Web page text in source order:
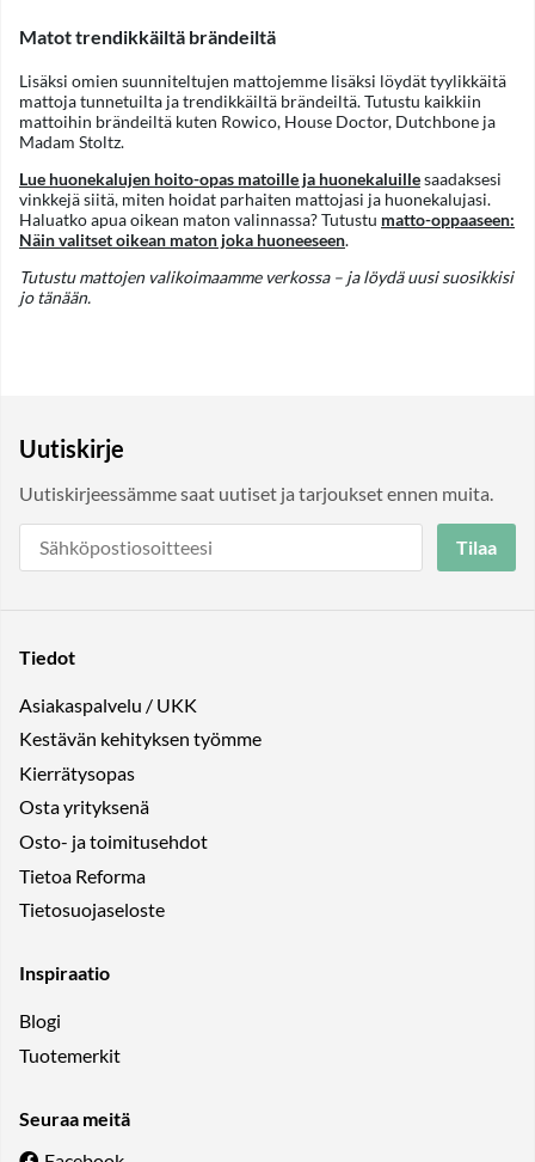
Matot trendikkäiltä brändeiltä
Lisäksi omien suunniteltujen mattojemme lisäksi löydät tyylikkäitä
mattoja tunnetuilta ja trendikkäiltä brändeiltä. Tutustu kaikkiin
mattoihin brändeiltä kuten Rowico, House Doctor, Dutchbone ja
Madam Stoltz.
Lue huonekalujen hoito-opas matoille ja huonekaluillesaadaksesi
vinkkejä siitä, miten hoidat parhaiten mattojasi ja huonekalujasi.
Haluatko apua oikean maton valinnassa? Tutustu matto-oppaaseen:
Näin valitset oikean maton joka huoneeseen.
Tutustu mattojen valikoimaamme verkossa – ja löydä uusi suosikkisi
jo tänään.
Uutiskirje
Uutiskirjeessämme saat uutiset ja tarjoukset ennen muita.
Tilaa
Tiedot
Asiakaspalvelu / UKK
Kestävän kehityksen työmme
Kierrätysopas
Osta yrityksenä
Osto- ja toimitusehdot
Tietoa Reforma
Tietosuojaseloste
Inspiraatio
Blogi
Tuotemerkit
Seuraa meitä